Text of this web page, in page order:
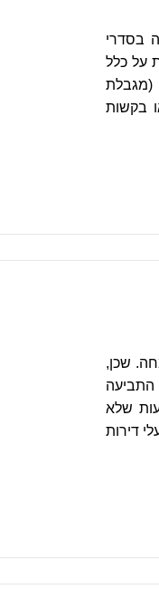
בסדרי
על כלל
בקשות
שכן,
שלא
דירות